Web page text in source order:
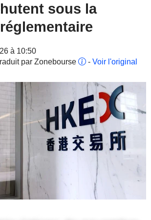
sous la
à 10:50
par Zonebourse
- Voir l'original